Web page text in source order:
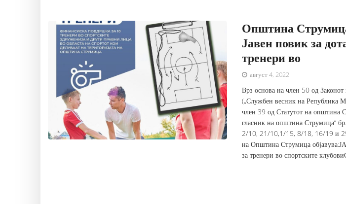
Општина
Јавен повик за
тренери во
август 4, 2022
Врз основа на член 50 од Законот
(„Службен весник на Република
член 39 од Статутот на општина
гласник на општина Струмица“
2/10, 21/10,1/15, 8/18, 16/19 и
на Општина Струмица
за тренери во спортските